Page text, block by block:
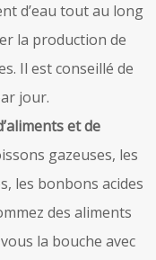
d’eau tout au long
la production de
Il est conseillé de
jour.
et de
gazeuses, les
les bonbons acides
des aliments
la bouche avec